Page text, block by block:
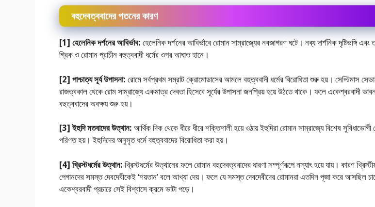
বহুদেবত্ববাদের পতনের কারণ
[1] হেলেনিক দর্শনের আবির্ভাব: হেলেনিক দর্শনের আবির্ভাবে রােমান সাম্রাজ্যের নবজাগরণ ঘটে। নব্য দার্শনিক দৃষ্টিভঙ্গি এবং
গ্রিক ও রােমান প্রাচীন বহুত্ববাদী ধর্মের ওপর আঘাত হানে।
[2] পাশ্চাত্য সূর্য উপাসনা: রােমে সর্বপ্রথম সম্রাট ক্রোমােডাসের আমলে বহুত্ববাদী ধর্মের বিরোধিতা শুরু হয়। সেপ্টিমাস
রাজত্বকাল থেকে রােম সাম্রাজ্যে একমাত্র দেবতা হিসেবে সূর্যের উপাসনা জনপ্রিয় হয়ে উঠতে থাকে। ফলে একেশ্বরবাদী
বহুত্ববাদের‌ অবক্ষয় শুরু হয়।
[3] ইহুদি মতবাদের উত্থান: আর্থিক দিক থেকে ধীরে ধীরে শক্তিশালী হয়ে ওঠায় ইহুদিরা রােমান সাম্রাজ্যে বিশেষ সুবিধাভােগী
পরিণত হয়। ইহুদিদের অনুসৃত ধর্মে বহুত্ববাদের বিরােধিতা করা হয়।
[4] খ্রিস্টধর্মের উত্থান: খ্রিস্টধর্মের উত্থানের ফলে রােমান বহুদেবত্ববাদের ধারণা সম্পূর্ণরূপে নস্যাৎ হয়ে যায়। কারণ
পেগানদের সমস্ত দেবদেবীকেই ‘শয়তান’ বলে আখ্যা দেয়। ফলে যে সমস্ত দেবদেবীদের রােমানরা এতদিন পূজা করে আসছিল
একেশ্বরবাদী প্রচারে সেই বিশ্বাসে ক্রমে ভাটা পড়ে।